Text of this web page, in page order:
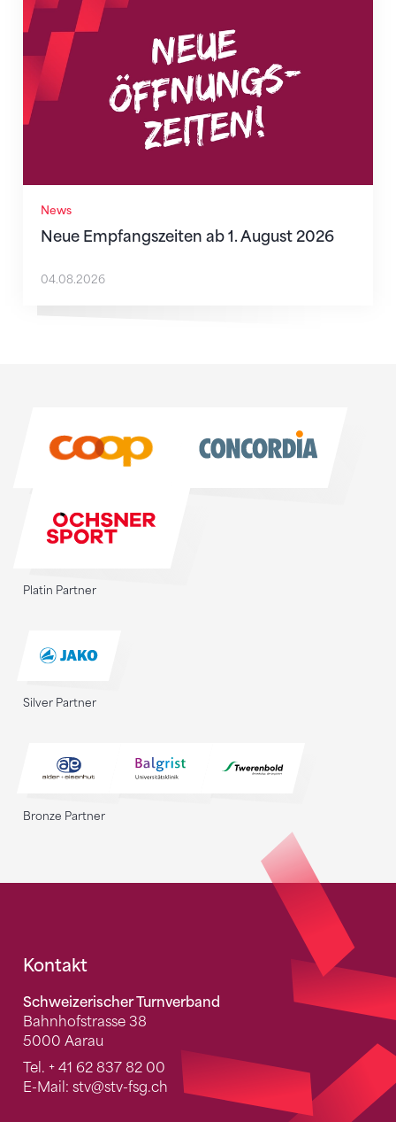
News
Neue Empfangszeiten ab 1. August 2026
04.08.2026
Platin Partner
Silver Partner
Bronze Partner
Fusszeile
Kontakt
Schweizerischer Turnverband
Bahnhofstrasse 38
5000 Aarau
Tel. + 41 62 837 82 00
E-Mail: stv@stv-fsg.ch